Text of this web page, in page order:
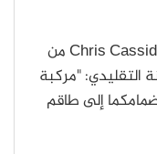
قال رائد الفضاء ناسا كريس كاسيدي Chris Cassidy من
"مركبة
إلى طاقم